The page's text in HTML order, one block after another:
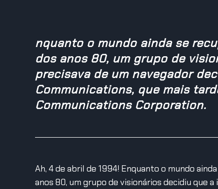
nquanto o mundo ainda se
dos anos 80, um grupo de
precisava de um navegador
Communications, que mais
Communications Corporation.
Ah, 4 de abril de 1994! Enquanto o mundo
anos 80, um grupo de visionários decidiu que